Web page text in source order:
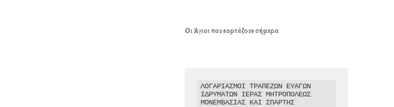
Οι Άγιοι που εορτάζουν σήμερα
ΛΟΓΑΡΙΑΣΜΟΙ ΤΡΑΠΕΖΩΝ ΕΥΑΓΩΝ
ΙΔΡΥΜΑΤΩΝ ΙΕΡΑΣ ΜΗΤΡΟΠΟΛΕΩΣ
ΜΟΝΕΜΒΑΣΙΑΣ ΚΑΙ ΣΠΑΡΤΗΣ